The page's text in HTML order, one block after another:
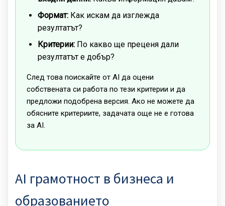
Формат: Как искам да изглежда
резултатът?
Критерии: По какво ще преценя дали
резултатът е добър?
След това поискайте от AI да оцени
собствената си работа по тези критерии и да
предложи подобрена версия. Ако не можете да
обясните критериите, задачата още не е готова
за AI.
AI грамотност в бизнеса и
образованието